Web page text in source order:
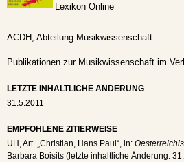
Lexikon Online
ACDH, Abteilung Musikwissenschaft
Publikationen zur Musikwissenschaft im
LETZTE INHALTLICHE ÄNDERUNG
31.5.2011
EMPFOHLENE ZITIERWEISE
UH , Art. „Christian, Hans Paul“, in:
Barbara Boisits (letzte inhaltliche Änderung: